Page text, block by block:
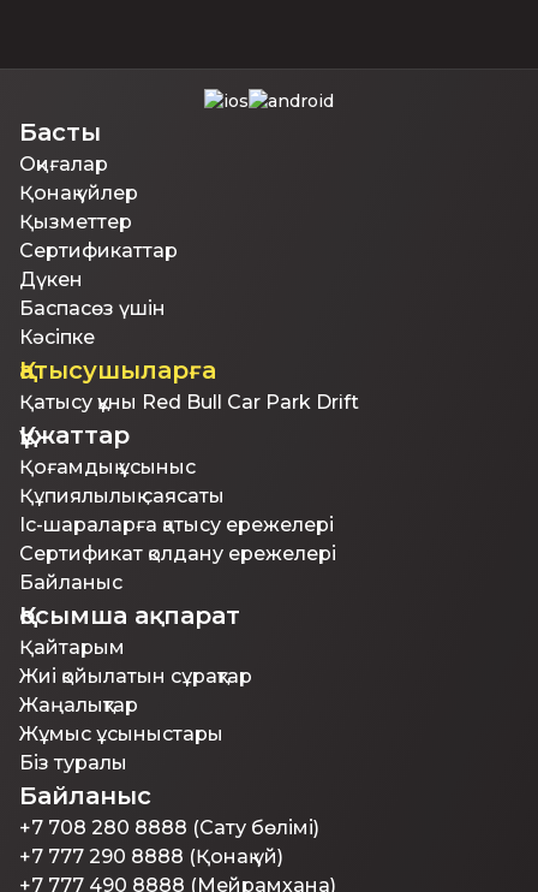
Басты
Оқиғалар
Қонақ үйлер
Қызметтер
Сертификаттар
Дүкен
Баспасөз үшін
Кәсіпке
Қатысушыларға
Қатысу құны Red Bull Car Park Drift
Құжаттар
Қоғамдық ұсыныс
Құпиялылық саясаты
Іс-шараларға қатысу ережелері
Сертификат қолдану ережелері
Байланыс
Қосымша ақпарат
Қайтарым
Жиі қойылатын сұрақтар
Жаңалықтар
Жұмыс ұсыныстары
Біз туралы
Байланыс
+7 708 280 8888 (Сату бөлімі)
+7 777 290 8888 (Қонақ үй)
+7 777 490 8888 (Мейрамхана)